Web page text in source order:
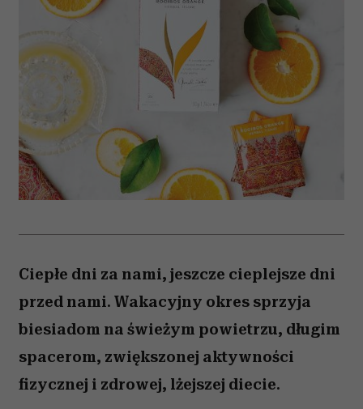
Ciepłe dni za nami, jeszcze cieplejsze dni
przed nami. Wakacyjny okres sprzyja
biesiadom na świeżym powietrzu, długim
spacerom, zwiększonej aktywności
fizycznej i zdrowej, lżejszej diecie.